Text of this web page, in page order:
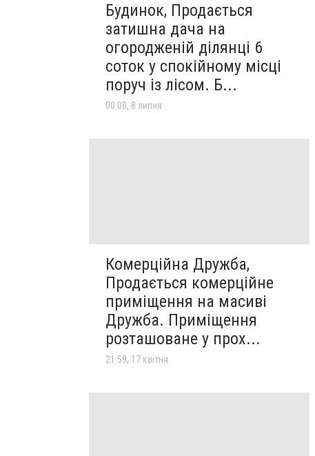
Будинок, Продається
затишна дача на
огородженій ділянці 6
соток у спокійному місці
поруч із лісом. Б...
00:00, 8 липня
Комерційна Дружба,
Продається комерційне
приміщення на масиві
Дружба. Приміщення
розташоване у прох...
21:59, 17 квітня